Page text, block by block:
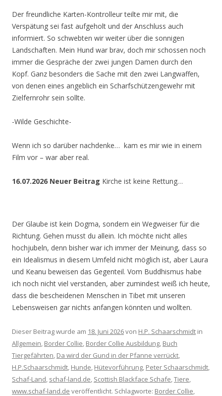
Der freundliche Karten-Kontrolleur teilte mir mit, die
Verspätung sei fast aufgeholt und der Anschluss auch
informiert. So schwebten wir weiter über die sonnigen
Landschaften. Mein Hund war brav, doch mir schossen noch
immer die Gespräche der zwei jungen Damen durch den
Kopf. Ganz besonders die Sache mit den zwei Langwaffen,
von denen eines angeblich ein Scharfschützengewehr mit
Zielfernrohr sein sollte.
-Wilde Geschichte-
Wenn ich so darüber nachdenke… kam es mir wie in einem
Film vor – war aber real.
16.07.2026 Neuer Beitrag Kirche ist keine Rettung…
Der Glaube ist kein Dogma, sondern ein Wegweiser für die
Richtung. Gehen musst du allein. Ich möchte nicht alles
hochjubeln, denn bisher war ich immer der Meinung, dass so
ein Idealismus in diesem Umfeld nicht möglich ist, aber Laura
und Keanu beweisen das Gegenteil. Vom Buddhismus habe
ich noch nicht viel verstanden, aber zumindest weiß ich heute,
dass die bescheidenen Menschen in Tibet mit unseren
Lebensweisen gar nichts anfangen könnten und wollten.
Dieser Beitrag wurde am 18. Juni 2026von H.P. Schaarschmidt in
Allgemein, Border Collie, Border Collie Ausbildung, Buch
Tiergefährten, Da wird der Gund in der Pfanne verrückt,
H.P.Schaarschmidt, Hunde, Hütevorführung, Peter Schaarschmidt,
Schaf-Land, schaf-land.de, Scottish Blackface Schafe,Tiere,
www.schaf-land.de veröffentlicht. Schlagworte: Border Collie,